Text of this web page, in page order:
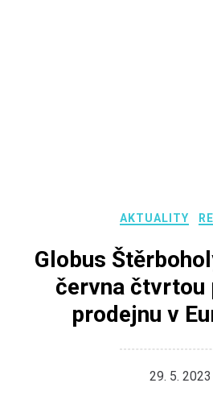
AKTUALITY
Globus
června čtvrtou
prodejnu v
29. 5. 2023